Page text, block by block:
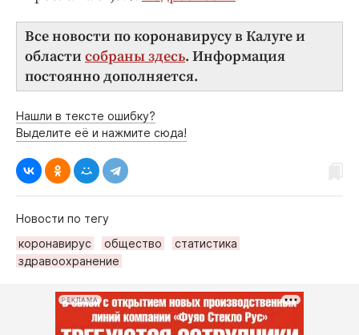
Все новости по коронавирусу в Калуге и
области собраны здесь. Информация
постоянно дополняется.
Нашли в тексте ошибку?
Выделите её и нажмите сюда!
Новости по тегу
коронавирус
общество
статистика
здравоохранение
РЕКЛАМА